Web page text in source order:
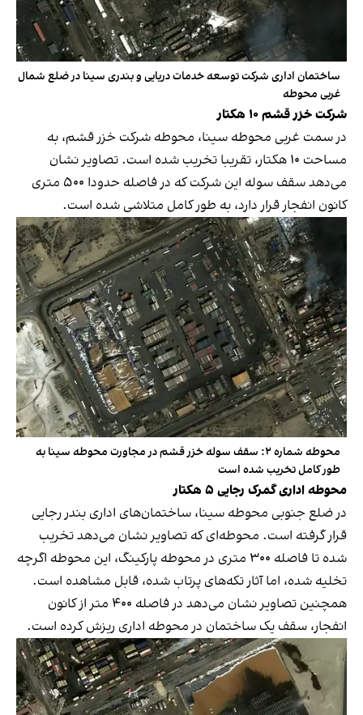
ساختمان اداری شرکت توسعه خدمات دریایی و بندری سینا در ضلع شمال
غربی محوطه
شرکت خزر قشم ۱۰ هکتار
در سمت غربی محوطه سینا، محوطه شرکت خزر قشم، به
مساحت ۱۰ هکتار، تقریبا تخریب شده است. تصاویر نشان
می‌دهد سقف سوله این شرکت که در فاصله حدودا ۵۰۰ متری
کانون انفجار قرار دارد، به طور کامل متلاشی شده است.
محوطه شماره ۲: سقف سوله خزر قشم در مجاورت محوطه سینا به
طور کامل تخریب شده است
محوطه اداری گمرک رجایی ۵ هکتار
در ضلع جنوبی محوطه سینا، ساختمان‌های اداری بندر رجایی
قرار گرفته است. محوطه‌ای که تصاویر نشان می‌دهد تخریب
شده تا فاصله ۳۰۰ متری در محوطه پارکینگ، این محوطه اگرچه
تخلیه شده، اما آثار تکه‌های پرتاب شده، قابل مشاهده است.
همچنین تصاویر نشان می‌دهد در فاصله ۴۰۰ متر از کانون
انفجار، سقف یک ساختمان در محوطه اداری ریزش کرده است.